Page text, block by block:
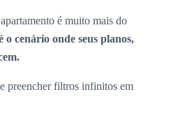
é muito mais do
o cenário onde seus planos,
preencher filtros infinitos em